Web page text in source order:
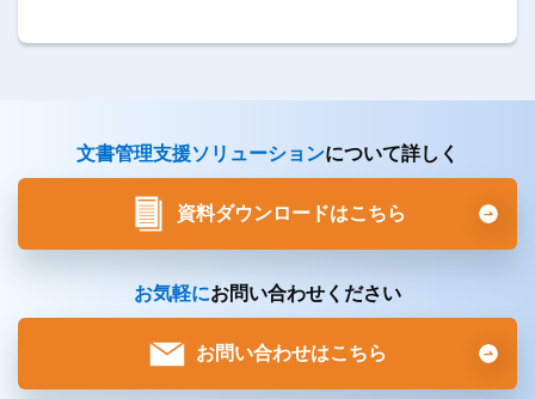
文書管理支援ソリューションについて詳しく
資料ダウンロードはこちら
お気軽にお問い合わせください
お問い合わせはこちら